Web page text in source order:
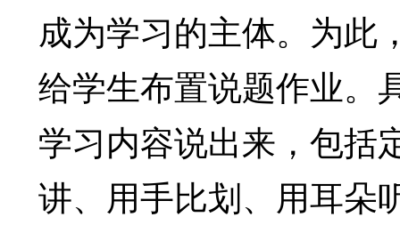
成为学习的主体。为此
给学生布置说题作业。
学习内容说出来，包括
讲、用手比划、用耳朵